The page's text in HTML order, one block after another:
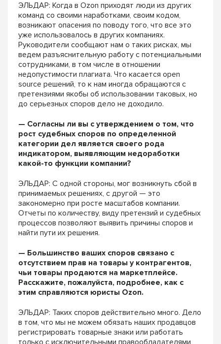
ЭЛЬДАР: Когда в Ozon приходят люди из других
команд со своими наработками, своим кодом,
возникают опасения по поводу того, что все это
уже использовалось в других компаниях.
Руководители сообщают нам о таких рисках, мы
ведем разъяснительную работу с потенциальными
сотрудниками, в том числе в отношении
недопустимости плагиата. Что касается open
source решений, то к нам иногда обращаются с
претензиями якобы об использовании таковых, но
до серьезных споров дело не доходило.
— Согласны ли вы с утверждением о том, что
рост судебных споров по определенной
категории дел является своего рода
индикатором, выявляющим недоработки
какой-то функции компании?
ЭЛЬДАР: С одной стороны, мог возникнуть сбой в
принимаемых решениях, с другой — это
закономерно при росте масштабов компании.
Отчеты по количеству, виду претензий и судебных
процессов позволяют выявить причины споров и
найти пути их решения.
— Большинство ваших споров связано с
отсутствием прав на товары у контрагентов,
чьи товары продаются на маркетплейсе.
Расскажите, пожалуйста, подробнее, как с
этим справляются юристы Ozon.
ЭЛЬДАР: Таких споров действительно много. Дело
в том, что мы не можем обязать наших продавцов
регистрировать товарные знаки или работать